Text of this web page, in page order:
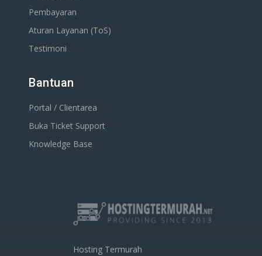
Pembayaran
Aturan Layanan (ToS)
Testimoni
Bantuan
Portal / Clientarea
Buka Ticket Support
Knowledge Base
Hosting Termurah